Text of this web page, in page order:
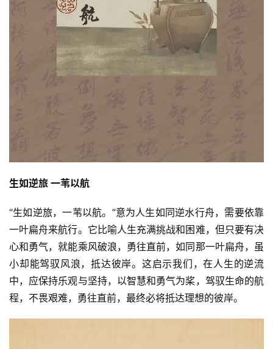
生如逆旅 一苇以航
“生如逆旅，一苇以航。”意为人生如同逆水行舟，需要依靠
一叶扁舟来航行。它比喻人生充满挑战和困难，但只要有决
心和勇气，就能乘风破浪，勇往直前，如同那一叶扁舟，虽
小却能驾驭风浪，抵达彼岸。这启示我们，在人生的逆流
中，应保持乐观与坚持，以智慧和勇气为桨，驾驭生命的航
程，不畏艰难，勇往直前，最终必将抵达理想的彼岸。